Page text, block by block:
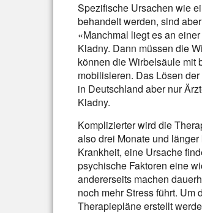
Spezifische Ursachen wie
behandelt werden, sind
«Manchmal liegt es an
Kladny. Dann müssen die
können die Wirbelsäule mit
mobilisieren. Das Lösen
in Deutschland aber nur
Kladny.
Komplizierter wird die
also drei Monate und
Krankheit, eine Ursache
psychische Faktoren eine
andererseits machen
noch mehr Stress führt.
Therapiepläne erstellt